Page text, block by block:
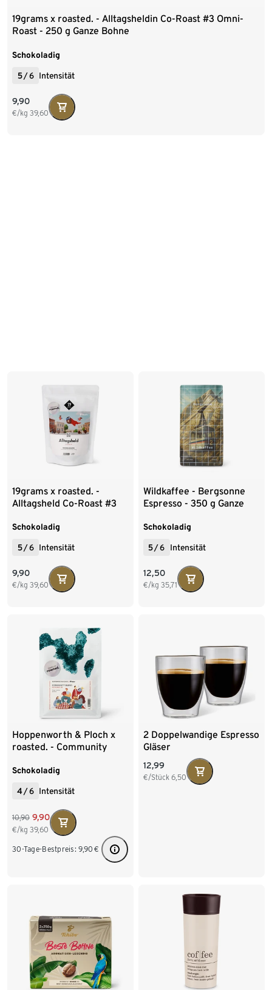
19grams x roasted. - Alltagsheldin Co-Roast #3 Omni-
Roast - 250 g Ganze Bohne
Schokoladig
5 /6 Intensität
9,90
€/kg 39,60
19grams x roasted. -
Alltagsheld Co-Roast #3
Bohne
Schokoladig
5/6 Intensität
9,90
€/kg 39,60
Wildkaffee - Bergsonne
Espresso - 350 g Ganze
Schokoladig
5/6 Intensität
12,50
€/kg 35,71
Hoppenworth & Ploch x
roasted. - Community
Espresso - 250 g Ganze
Schokoladig
4/6 Intensität
10,90 9,90
€/kg 39,60
30-Tage-Bestpreis: 9,90 €
2 Doppelwandige Espresso
Gläser
12,99
€/Stück 6,50